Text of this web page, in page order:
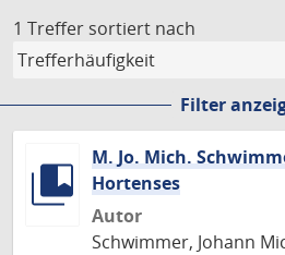
1 Treffer sortiert nach
Filter
M. Jo. Mich.
Hortenses
Autor
Schwimmer, Johann